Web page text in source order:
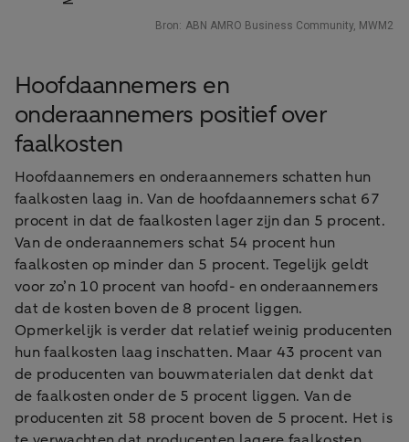
Hoofdaannemers en
onderaannemers positief over
faalkosten
Hoofdaannemers en onderaannemers schatten hun
faalkosten laag in. Van de hoofdaannemers schat 67
procent in dat de faalkosten lager zijn dan 5 procent.
Van de onderaannemers schat 54 procent hun
faalkosten op minder dan 5 procent. Tegelijk geldt
voor zo’n 10 procent van hoofd- en onderaannemers
dat de kosten boven de 8 procent liggen.
Opmerkelijk is verder dat relatief weinig producenten
hun faalkosten laag inschatten. Maar 43 procent van
de producenten van bouwmaterialen dat denkt dat
de faalkosten onder de 5 procent liggen. Van de
producenten zit 58 procent boven de 5 procent. Het is